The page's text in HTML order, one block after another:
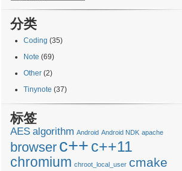
档
分类
Coding (35)
Note (69)
Other (2)
Tinynote (37)
标签
AES algorithm Android Android NDK apache
browser c++ c++11
chromium chroot_local_user cmake